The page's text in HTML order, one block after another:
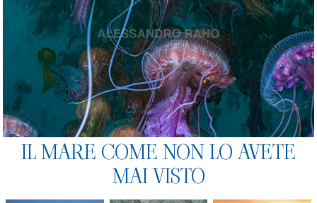
IL MARE COME NON LO AVETE
MAI VISTO